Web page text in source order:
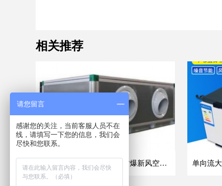
相关推荐
吊顶式空调机组商业车间防爆新风空调器射流冷暖机组
请您留言
感谢您的关注，当前客服人员不在
线，请填写一下您的信息，我们会
尽快和您联系。